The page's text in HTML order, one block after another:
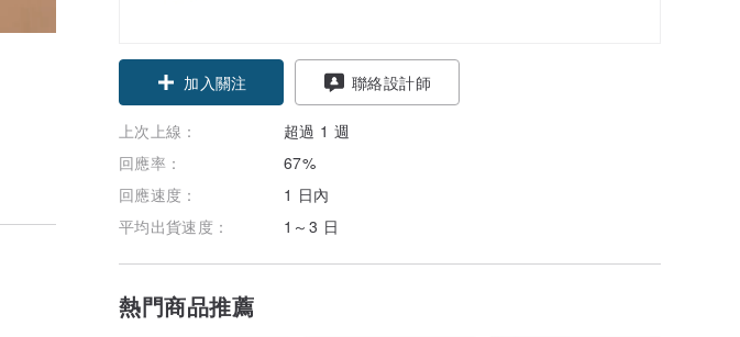
加入關注 聯絡設計師
上次上線：
超過 1 週
回應率：
67%
回應速度：
1 日內
平均出貨速度：
1～3 日
熱門商品推薦